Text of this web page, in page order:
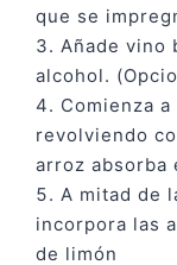
que se
Añade vino
alcohol.
Comienza
revolviendo
arroz absorba
A mitad de
incorpora las
de limón